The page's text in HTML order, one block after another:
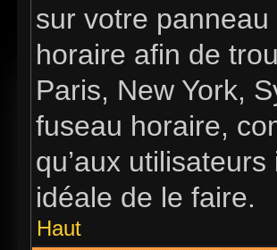
sur votre
horaire afin de
Paris, New York,
fuseau horaire,
qu’aux
idéale de le faire.
Haut